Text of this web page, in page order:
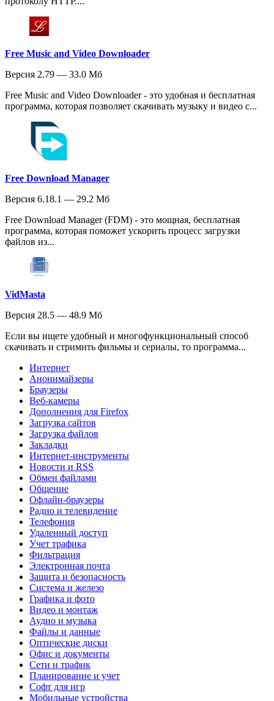
Free Music and Video Downloader
Версия 2.79 — 33.0 Мб
Free Music and Video Downloader - это удобная и бесплатная
программа, которая позволяет скачивать музыку и видео с...
Free Download Manager
Версия 6.18.1 — 29.2 Мб
Free Download Manager (FDM) - это мощная, бесплатная
программа, которая поможет ускорить процесс загрузки
файлов из...
VidMasta
Версия 28.5 — 48.9 Мб
Если вы ищете удобный и многофункциональный способ
скачивать и стримить фильмы и сериалы, то программа...
Интернет
Анонимайзеры
Браузеры
Веб-камеры
Дополнения для Firefox
Загрузка сайтов
Загрузка файлов
Закладки
Интернет-инструменты
Новости и RSS
Обмен файлами
Общение
Офлайн-браузеры
Радио и телевидение
Телефония
Удаленный доступ
Учет трафика
Фильтрация
Электронная почта
Защита и безопасность
Система и железо
Графика и фото
Видео и монтаж
Аудио и музыка
Файлы и данные
Оптические диски
Офис и документы
Сети и трафик
Планирование и учет
Софт для игр
Мобильные устройства